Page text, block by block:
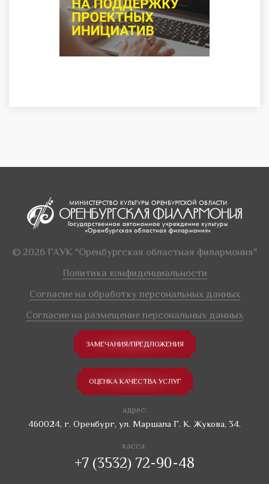
© 2026 ГАУК "Оренбургская областная филармония"
Политика конфиденциальности
Согласие на обработку персональных данных
Согласие на размещение персональных данных
ЗАМЕЧАНИЯ/ПРЕДЛОЖЕНИЯ
ОЦЕНКА КАЧЕСТВА УСЛУГ
адрес:
460024, г. Оренбург, ул. Маршала Г. К. Жукова, 34.
касса:
+7 (3532) 72-90-48